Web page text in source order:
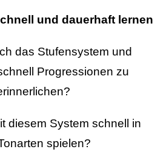
und dauerhaft lernen
das Stufensystem und
Progressionen zu
diesem System schnell in
spielen?